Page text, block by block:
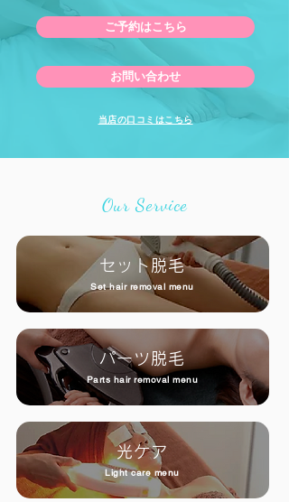
ご予約はこちら
お問い合わせ
当店の口コミはこちら
Our Service
セット脱毛
Set hair removal menu
パーツ脱毛
Parts hair removal menu
光ケア
Light care menu